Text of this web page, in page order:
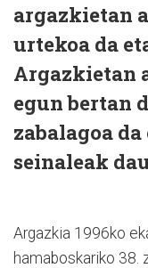
argazkietan
urtekoa da
Argazkietan
egun bertan
zabalagoa
seinaleak
Argazkia 1996ko
hamaboskariko 38.